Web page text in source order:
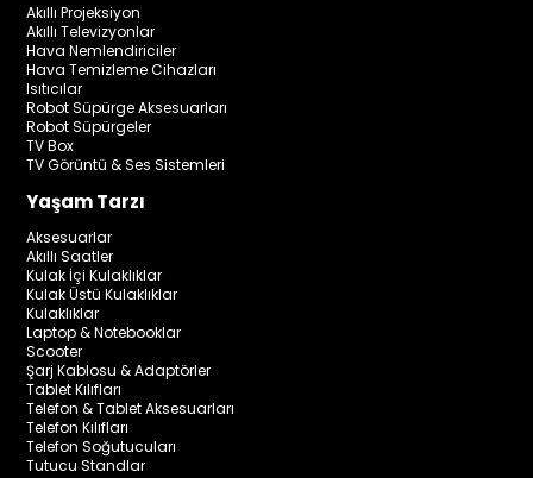
Akıllı Projeksiyon
Akıllı Televizyonlar
Hava Nemlendiriciler
Hava Temizleme Cihazları
Isıtıcılar
Robot Süpürge Aksesuarları
Robot Süpürgeler
TV Box
TV Görüntü & Ses Sistemleri
Yaşam Tarzı
Aksesuarlar
Akıllı Saatler
Kulak İçi Kulaklıklar
Kulak Üstü Kulaklıklar
Kulaklıklar
Laptop & Notebooklar
Scooter
Şarj Kablosu & Adaptörler
Tablet Kılıfları
Telefon & Tablet Aksesuarları
Telefon Kılıfları
Telefon Soğutucuları
Tutucu Standlar